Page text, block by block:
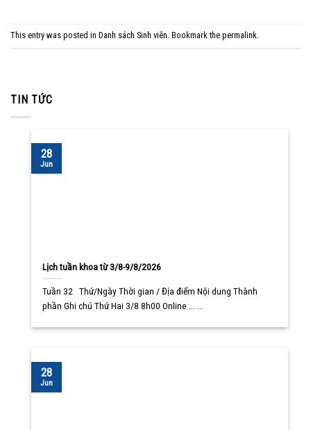
This entry was posted in Danh sách Sinh viên. Bookmark the permalink.
TIN TỨC
Lịch tuần khoa từ 3/8-9/8/2026
Tuần 32 Thứ/Ngày Thời gian / Địa điểm Nội dung Thành
phần Ghi chú Thứ Hai 3/8 8h00 Online ... ...
28
Jun
28
Jun